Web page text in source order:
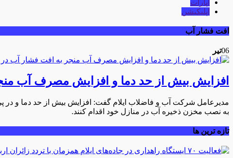
آپارات
اپلیکیشن
افت فشار آب
06تیر
افزایش بیش از حد دما و افزایش مصرف آب
مدیرعامل شرکت آب و فاضلاب ایلام گفت: افزایش بیش از حد دما و
به نصب مخزن ذخیره آب در منازل خود اقدام کنند.
تازه ترین ها